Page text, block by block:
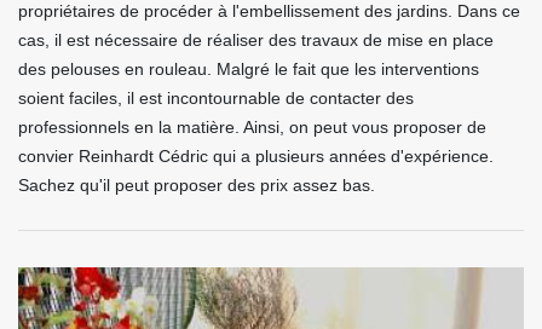
propriétaires de procéder à l'embellissement des jardins. Dans ce
cas, il est nécessaire de réaliser des travaux de mise en place
des pelouses en rouleau. Malgré le fait que les interventions
soient faciles, il est incontournable de contacter des
professionnels en la matière. Ainsi, on peut vous proposer de
convier Reinhardt Cédric qui a plusieurs années d'expérience.
Sachez qu'il peut proposer des prix assez bas.